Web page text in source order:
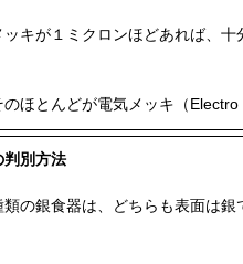
ッキが１ミクロンほどあれば、
ほとんどが電気メッキ（Electro
判別方法
類の銀食器は、どちらも表面は